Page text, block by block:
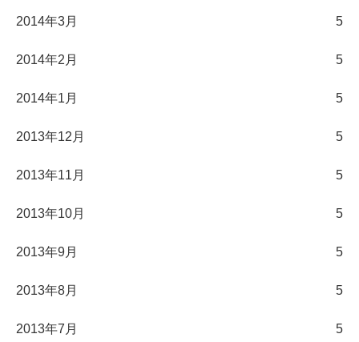
2014年3月 5
2014年2月 5
2014年1月 5
2013年12月 5
2013年11月 5
2013年10月 5
2013年9月 5
2013年8月 5
2013年7月 5